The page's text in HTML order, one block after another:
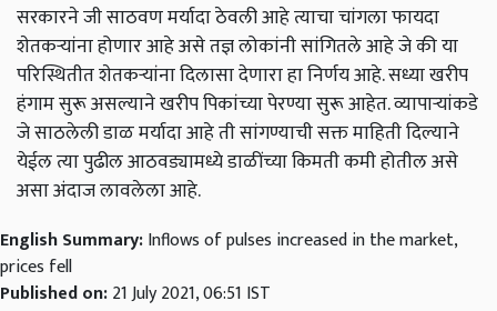
सरकारने जी साठवण मर्यादा ठेवली आहे त्याचा चांगला फायदा
शेतकऱ्यांना होणार आहे असे तज्ञ लोकांनी सांगितले आहे जे की या
परिस्थितीत शेतकऱ्यांना दिलासा देणारा हा निर्णय आहे. सध्या खरीप
हंगाम सुरू असल्याने खरीप पिकांच्या पेरण्या सुरू आहेत. व्यापाऱ्यांकडे
जे साठलेली डाळ मर्यादा आहे ती सांगण्याची सक्त माहिती दिल्याने
येईल त्या पुढील आठवड्यामध्ये डाळींच्या किमती कमी होतील असे
असा अंदाज लावलेला आहे.
English Summary:Inflows of pulses increased in the market,
prices fell
Published on:21 July 2021, 06:51 IST